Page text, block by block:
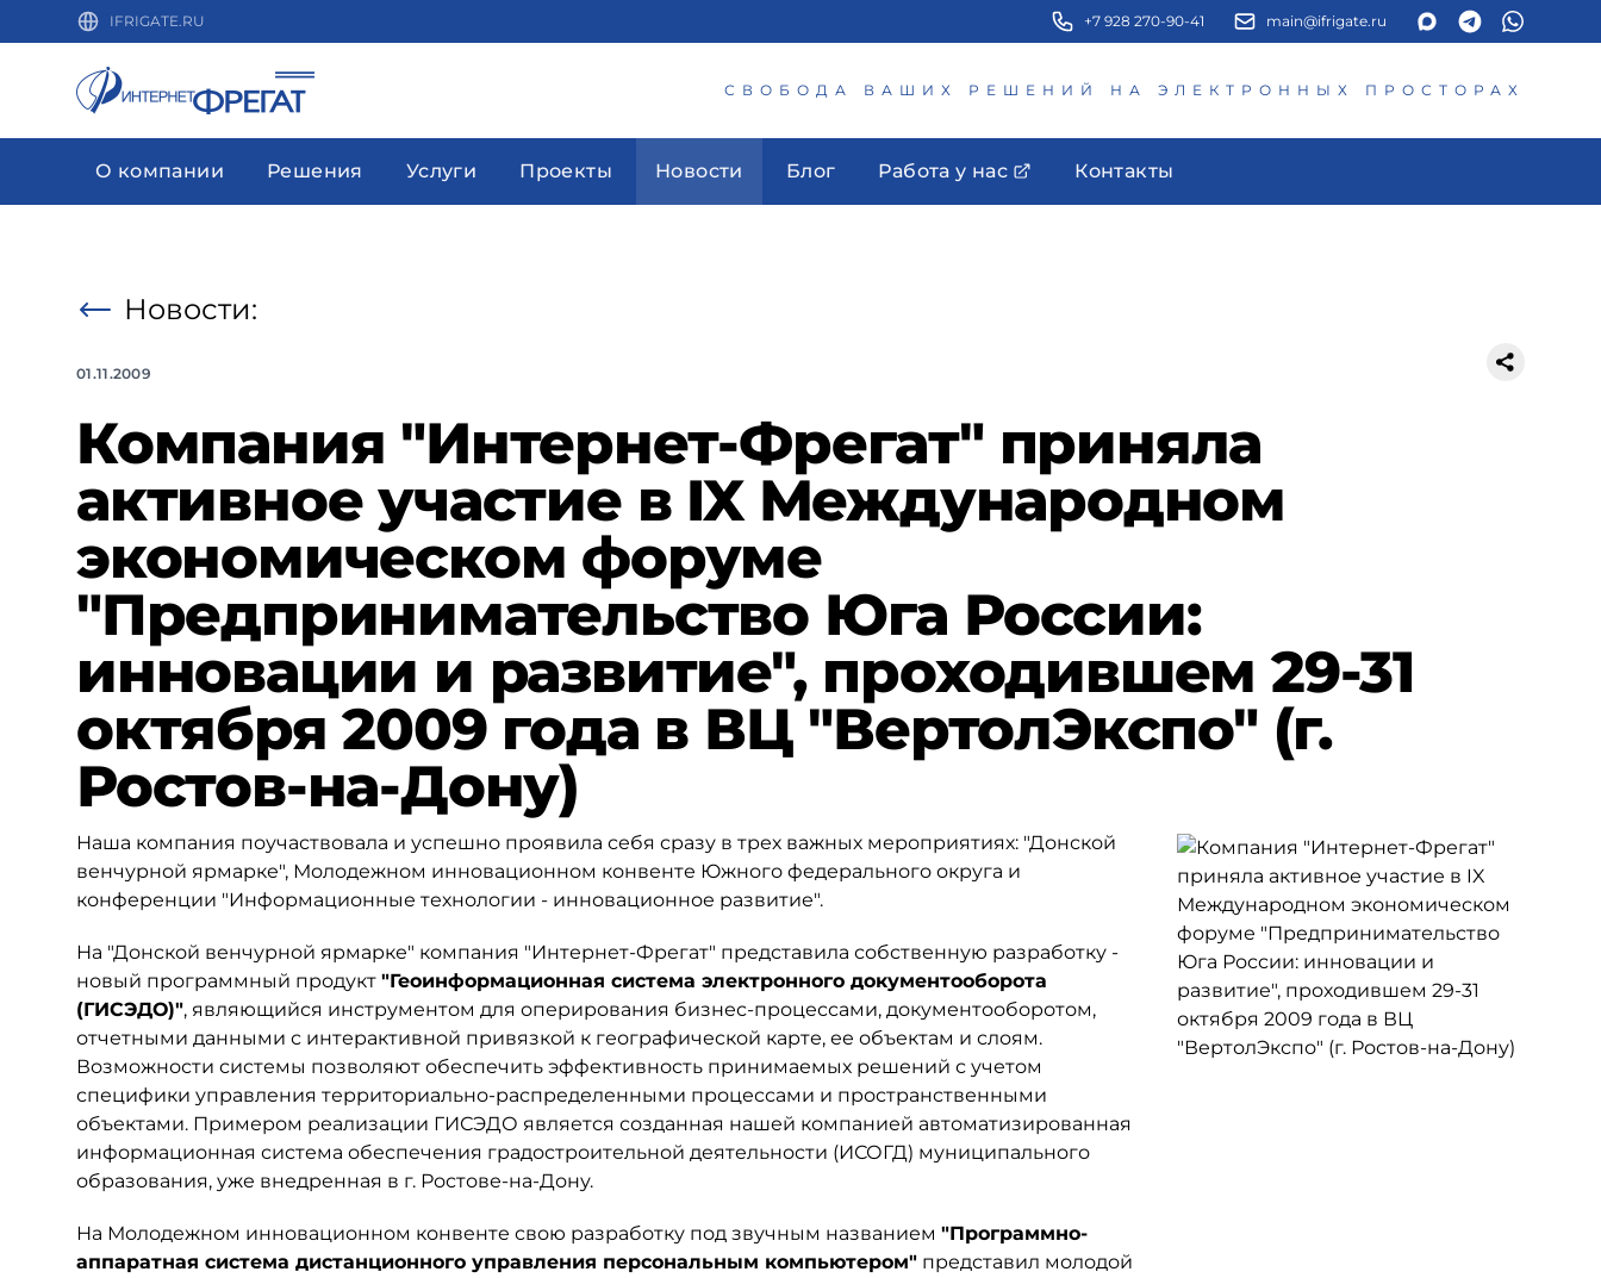
IFRIGATE.RU +7 928 270-90-41 main@ifrigate.ru
СВОБОДА ВАШИХ РЕШЕНИЙ НА ЭЛЕКТРОННЫХ ПРОСТОРАХ
О компании Решения Услуги Проекты Новости Блог Работа у нас Контакты
Новости:
01.11.2009
Компания "Интернет-Фрегат" приняла
активное участие в IX Международном
экономическом форуме
"Предпринимательство Юга России:
инновации и развитие", проходившем 29-31
октября 2009 года в ВЦ "ВертолЭкспо" (г.
Ростов-на-Дону)
Наша компания поучаствовала и успешно проявила себя сразу в трех важных мероприятиях: "Донской
венчурной ярмарке", Молодежном инновационном конвенте Южного федерального округа и
конференции "Информационные технологии - инновационное развитие".
На "Донской венчурной ярмарке" компания "Интернет-Фрегат" представила собственную разработку -
новый программный продукт "Геоинформационная система электронного документооборота
(ГИСЭДО)", являющийся инструментом для оперирования бизнес-процессами, документооборотом,
отчетными данными с интерактивной привязкой к географической карте, ее объектам и слоям.
Возможности системы позволяют обеспечить эффективность принимаемых решений с учетом
специфики управления территориально-распределенными процессами и пространственными
объектами. Примером реализации ГИСЭДО является созданная нашей компанией автоматизированная
информационная система обеспечения градостроительной деятельности (ИСОГД) муниципального
образования, уже внедренная в г. Ростове-на-Дону.
На Молодежном инновационном конвенте свою разработку под звучным названием "Программно-
аппаратная система дистанционного управления персональным компьютером" представил молодой